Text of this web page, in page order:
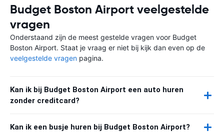
Budget Boston Airport veelgestelde
vragen
Onderstaand zijn de meest gestelde vragen voor Budget
Boston Airport. Staat je vraag er niet bij kijk dan even op de
veelgestelde vragen pagina.
Kan ik bij Budget Boston Airport een auto huren
zonder creditcard?
Kan ik een busje huren bij Budget Boston Airport?